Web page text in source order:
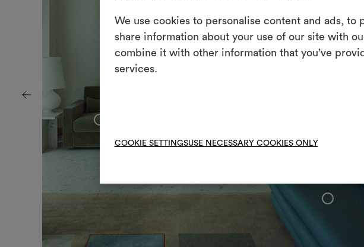
We use cookies to personalise content and ads,
share information about your use of our site with
combine it with other information that you’ve
services.
COOKIE SETTINGSUSE NECESSARY COOKIES ONLY